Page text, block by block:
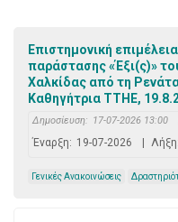
Επιστημονική
παράστασης «Έξι(ς)»
Χαλκίδας από τη
Καθηγήτρια ΤΤΗΕ,
Δημοσίευση: 17-07-2026 13:00
Έναρξη: 19-07-2026 Λήξη:
Γενικές Ανακοινώσεις